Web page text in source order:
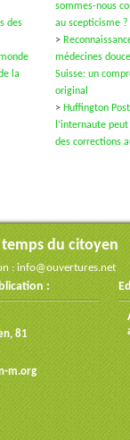
des
la
sommes-nous
au scepticisme ?
>
médecines
Suisse: un
original
> Huffington
l’internaute
des corrections
du citoyen
: info@ouvertures.net
:
81
m.org